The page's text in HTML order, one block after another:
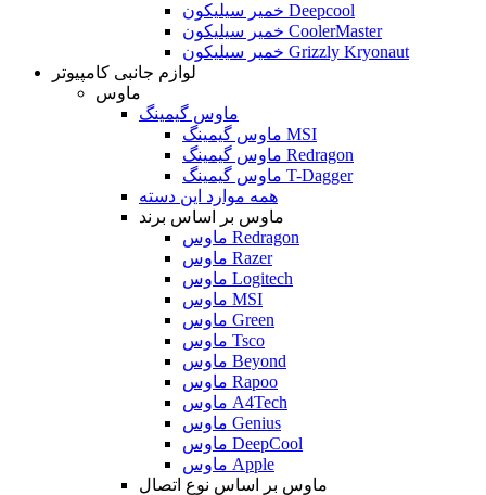
خمیر سیلیکون Deepcool
خمیر سیلیکون CoolerMaster
خمیر سیلیکون Grizzly Kryonaut
لوازم جانبی کامپیوتر
ماوس
ماوس گیمینگ
ماوس گیمینگ MSI
ماوس گیمینگ Redragon
ماوس گیمینگ T-Dagger
همه موارد این دسته
ماوس بر اساس برند
ماوس Redragon
ماوس Razer
ماوس Logitech
ماوس MSI
ماوس Green
ماوس Tsco
ماوس Beyond
ماوس Rapoo
ماوس A4Tech
ماوس Genius
ماوس DeepCool
ماوس Apple
ماوس بر اساس نوع اتصال